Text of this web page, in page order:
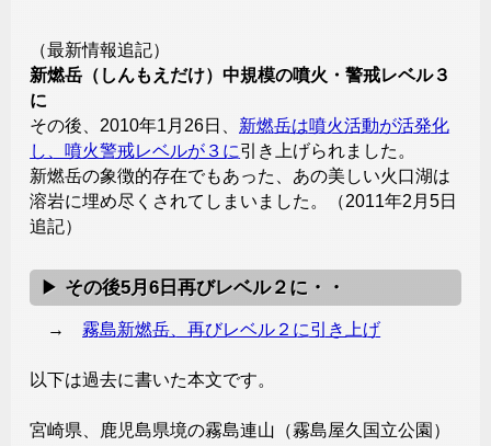
（最新情報追記）
新燃岳（しんもえだけ）中規模の噴火・警戒レベル３
に
その後、2010年1月26日、 新燃岳は噴火活動が活発化
し、噴火警戒レベルが３に引き上げられました。
新燃岳の象徴的存在でもあった、あの美しい火口湖は
溶岩に埋め尽くされてしまいました。（2011年2月5日
追記）
その後5月6日再びレベル２に・・
→ 霧島新燃岳、再びレベル２に引き上げ
以下は過去に書いた本文です。
宮崎県、鹿児島県境の霧島連山（霧島屋久国立公園）